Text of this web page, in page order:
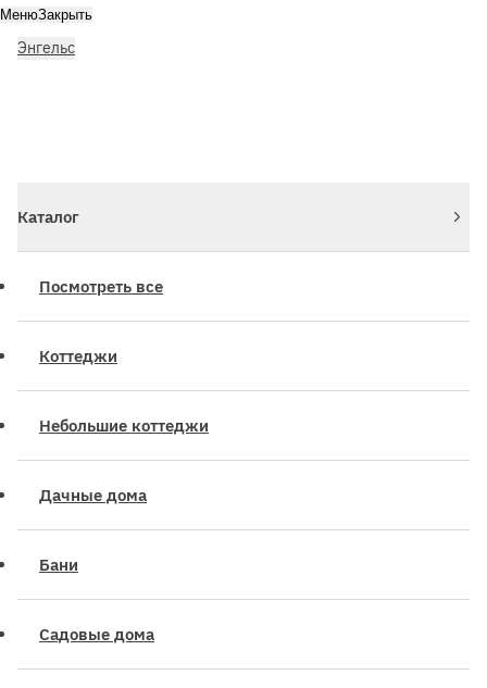
Энгельс
МенюЗакрыть
Каталог
Посмотреть все
Коттеджи
Небольшие коттеджи
Дачные дома
Бани
Садовые дома